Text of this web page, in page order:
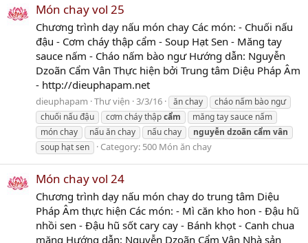
Món chay vol 25
Chương trình dạy nấu món chay Các món: - Chuối nấu
đậu - Cơm cháy thập cẩm - Soup Hạt Sen - Măng tay
sauce nấm - Cháo nấm bào ngư Hướng dẫn: Nguyễn
Dzoãn Cẩm Vân Thực hiện bởi Trung tâm Diệu Pháp Âm
- http://dieuphapam.net
dieuphapam Thư viện 3/3/16 ăn chay
cháo nấm bào ngư
chuối nấu đậu
cơm cháy thậpcẩm
măng tay sauce nấm
món chay
nấu ăn chay nấu chay nguyễn dzoãn cẩm vân
soup hạt sen
Category: 500 Món ăn chay
Món chay vol 24
Chương trình dạy nấu món chay do trung tâm Diệu
Pháp Âm thực hiện Các món: - Mì căn kho hon - Đậu hũ
nhồi sen - Đậu hũ sốt cary cay - Bánh khọt - Canh chua
măng Hướng dẫn: Nguyễn Dzoãn Cẩm Vân Nhà sản